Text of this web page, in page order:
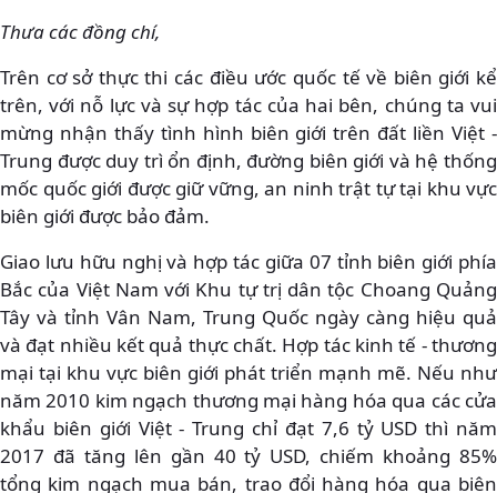
Thưa các đồng chí,
Trên cơ sở thực thi các điều ước quốc tế về biên giới kể
trên, với nỗ lực và sự hợp tác của hai bên, chúng ta vui
mừng nhận thấy tình hình biên giới trên đất liền Việt -
Trung được duy trì ổn định, đường biên giới và hệ thống
mốc quốc giới được giữ vững, an ninh trật tự tại khu vực
biên giới được bảo đảm.
Giao lưu hữu nghị và hợp tác giữa 07 tỉnh biên giới phía
Bắc của Việt Nam với Khu tự trị dân tộc Choang Quảng
Tây và tỉnh Vân Nam, Trung Quốc ngày càng hiệu quả
và đạt nhiều kết quả thực chất. Hợp tác kinh tế - thương
mại tại khu vực biên giới phát triển mạnh mẽ. Nếu như
năm 2010 kim ngạch thương mại hàng hóa qua các cửa
khẩu biên giới Việt - Trung chỉ đạt 7,6 tỷ USD thì năm
2017 đã tăng lên gần 40 tỷ USD, chiếm khoảng 85%
tổng kim ngạch mua bán, trao đổi hàng hóa qua biên